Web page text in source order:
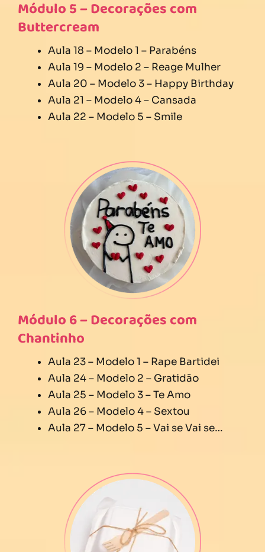
Módulo 5 – Decorações com
Buttercream
Aula 18 – Modelo 1 – Parabéns
Aula 19 – Modelo 2 – Reage Mulher
Aula 20 – Modelo 3 – Happy Birthday
Aula 21 – Modelo 4 – Cansada
Aula 22 – Modelo 5 – Smile
Módulo 6 – Decorações com
Chantinho
Aula 23 – Modelo 1 – Rape Bartidei
Aula 24 – Modelo 2 – Gratidão
Aula 25 – Modelo 3 – Te Amo
Aula 26 – Modelo 4 – Sextou
Aula 27 – Modelo 5 – Vai se Vai se…